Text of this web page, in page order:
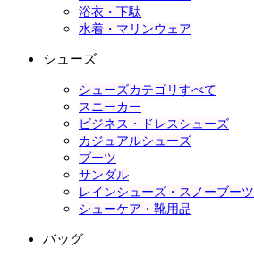
浴衣・下駄
水着・マリンウェア
シューズ
シューズカテゴリすべて
スニーカー
ビジネス・ドレスシューズ
カジュアルシューズ
ブーツ
サンダル
レインシューズ・スノーブーツ
シューケア・靴用品
バッグ